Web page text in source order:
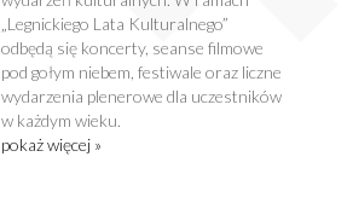
„Legnickiego Lata Kulturalnego”
odbędą się koncerty, seanse filmowe
pod gołym niebem, festiwale oraz liczne
wydarzenia plenerowe dla uczestników
w każdym wieku.
pokaż więcej »